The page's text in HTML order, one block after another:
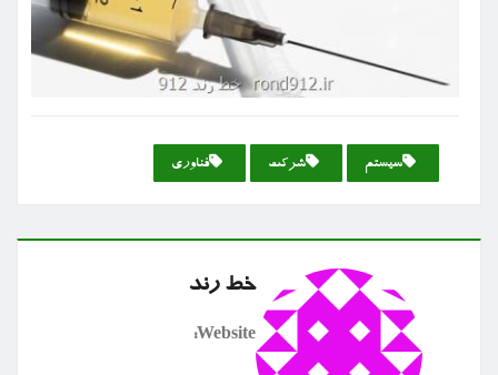
سیستم شركت فناوری
خط رند
Website: